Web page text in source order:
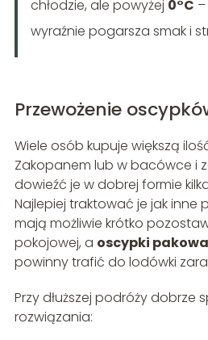
chłodzie, ale powyżej 0°C
wyraźnie pogarsza smak i
Przewożenie
Wiele osób kupuje większą
Zakopanem lub w bacówce i
dowieźć je w dobrej formie
Najlepiej traktować je jak inne
mają możliwie krótko
pokojowej, a oscypki
powinny trafić do lodówki
Przy dłuższej podróży dobrze
rozwiązania: